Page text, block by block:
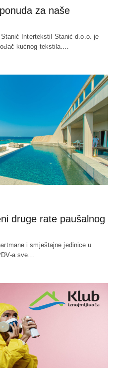
za naše
Intertekstil Stanić d.o.o. je
kućnog tekstila.…
druge rate paušalnog
i smještajne jedinice u
a sve…